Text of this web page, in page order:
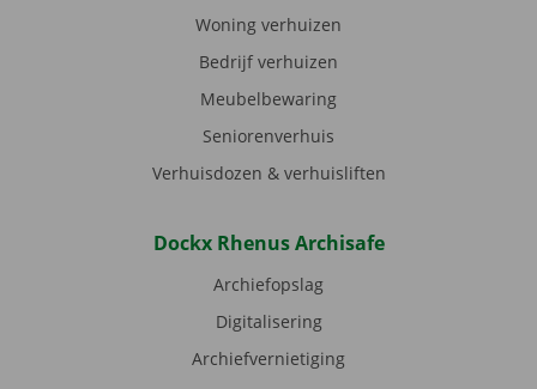
Woning verhuizen
Bedrijf verhuizen
Meubelbewaring
Seniorenverhuis
Verhuisdozen & verhuisliften
Dockx Rhenus Archisafe
Archiefopslag
Digitalisering
Archiefvernietiging